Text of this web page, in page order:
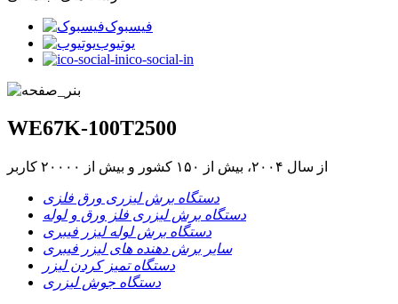
فیسبوک
یوتیوب
ico-social-in
WE67K-100T2500
از سال ۲۰۰۴، بیش از ۱۵۰ کشور و بیش از ۲۰۰۰۰ کاربر
دستگاه برش لیزری ورق فلزی
دستگاه برش لیزری فلز ورق و لوله
دستگاه برش لوله لیزر فیبری
سایر برش دهنده های لیزر فیبری
دستگاه تمیز کردن لیزر
دستگاه جوش لیزری